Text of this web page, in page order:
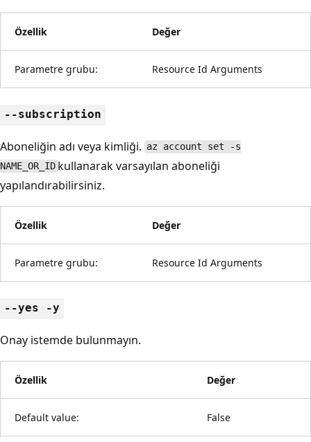
Özellik Değer
Parametre grubu: Resource Id Arguments
--subscription
Aboneliğin adı veya kimliği. az account set -s
NAME_OR_ID kullanarak varsayılan aboneliği
yapılandırabilirsiniz.
Özellik Değer
Parametre grubu: Resource Id Arguments
--yes -y
Onay istemde bulunmayın.
Özellik Değer
Default value: False